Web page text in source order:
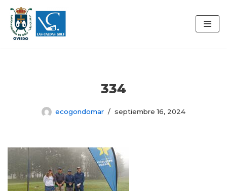
Saltar
al
334
ecogondomar septiembre 16, 2024